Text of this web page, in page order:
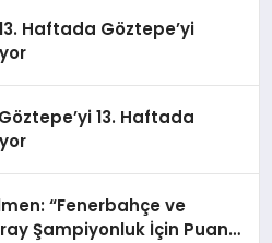
Haftada Göztepe’yi
13. Haftada
“Fenerbahçe ve
Şampiyonluk İçin Puan